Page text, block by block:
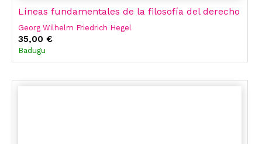
Líneas fundamentales de la filosofía del derecho
Georg Wilhelm Friedrich Hegel
35,00 €
Badugu